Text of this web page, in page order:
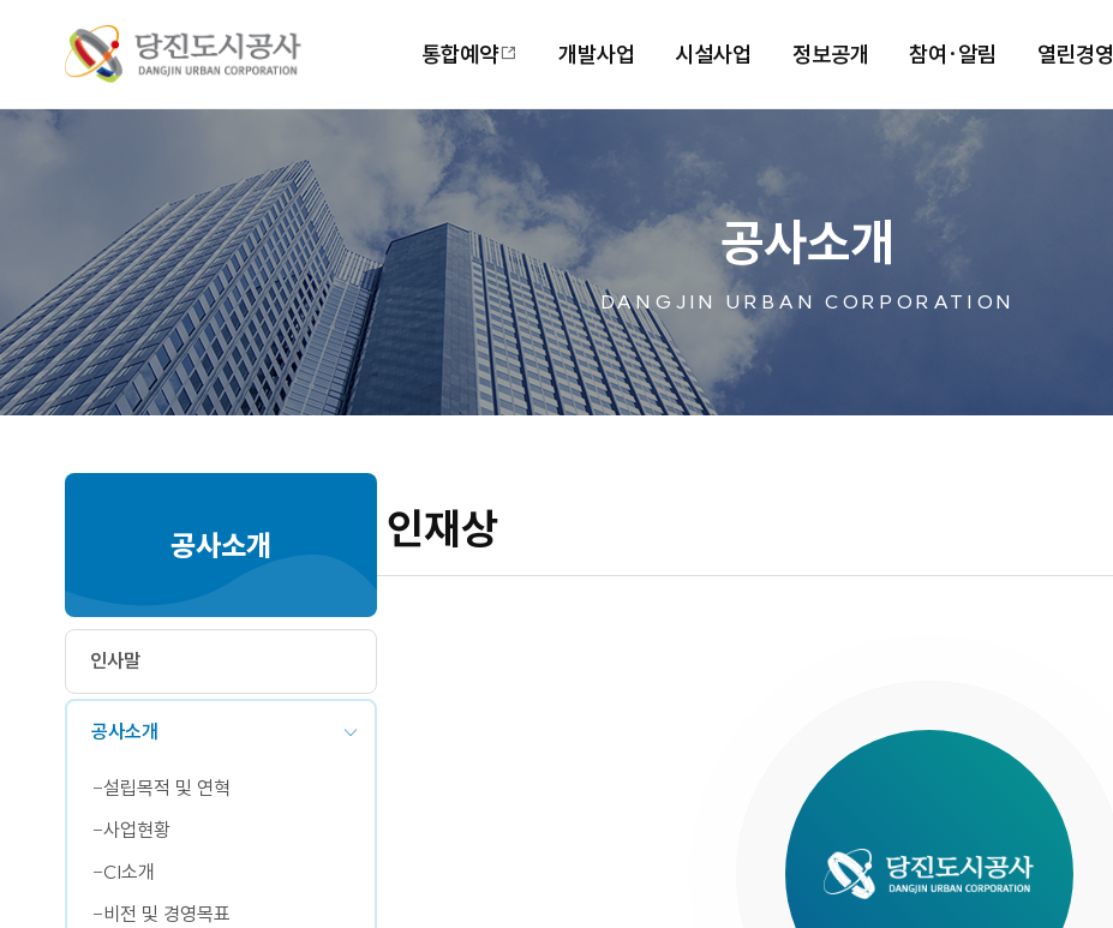
통합예약 개발사업 시설사업 정보공개 참여·알림 열린경영
공사소개
DANGJIN URBAN CORPORATION
공사소개
인사말
공사소개
설립목적 및 연혁
사업현황
CI소개
비전 및 경영목표
인재상